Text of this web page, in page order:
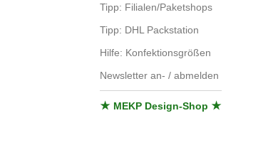
Tipp: Filialen/Paketshops
Tipp: DHL Packstation
Hilfe: Konfektionsgrößen
Newsletter an- / abmelden
★ MEKP Design-Shop ★